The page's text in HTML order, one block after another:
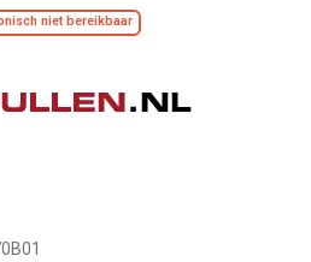
niet bereikbaar